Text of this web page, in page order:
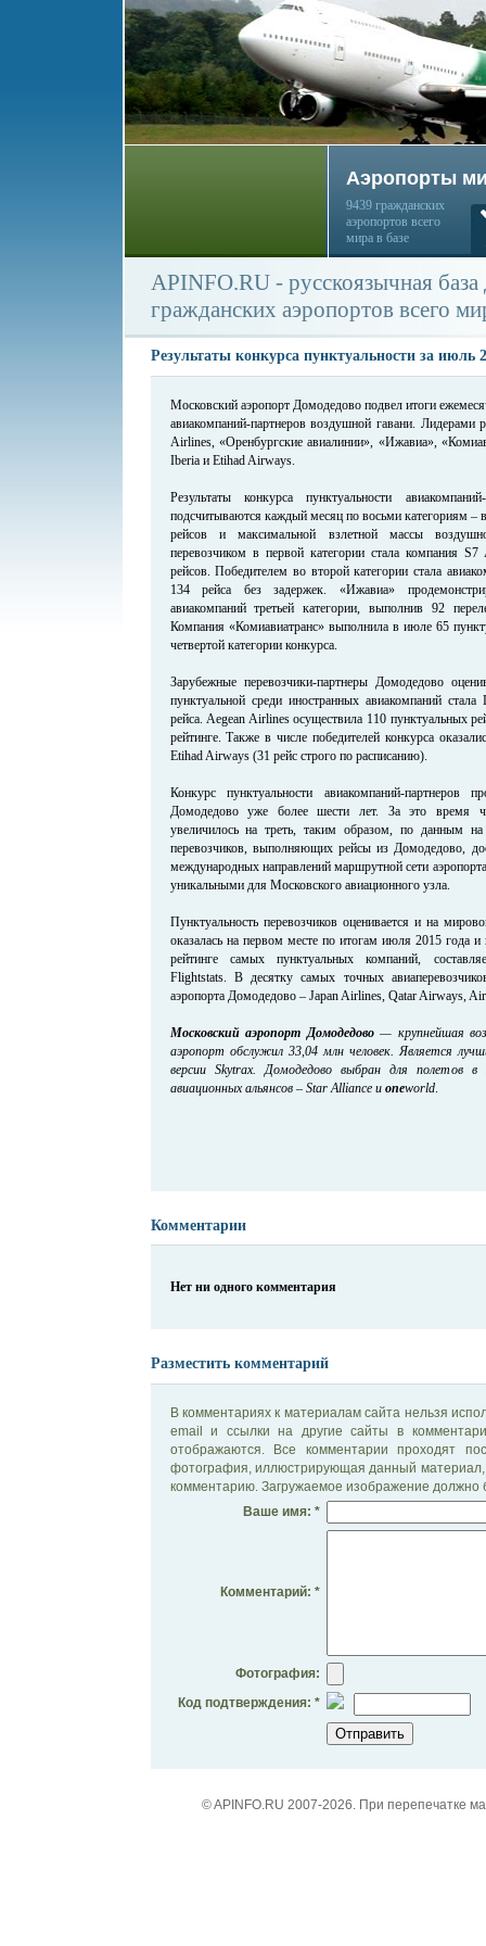
Аэропорты
9439 гражданских
аэропортов всего
мира в базе
APINFO.RU - русскоязычная
гражданских аэропортов всего
Результаты конкурса пунктуальности за июль
Московский аэропорт Домодедово подвел итоги
авиакомпаний-партнеров воздушной гавани. Лидерами
Airlines, «Оренбургские авиалинии», «Ижавиа»,
Iberia и Etihad Airways.
Результаты конкурса пунктуальности
подсчитываются каждый месяц по восьми категориям –
рейсов и максимальной взлетной массы
перевозчиком в первой категории стала компания
рейсов. Победителем во второй категории стала
134 рейса без задержек. «Ижавиа»
авиакомпаний третьей категории, выполнив 92
Компания «Комиавиатранс» выполнила в июле 65
четвертой категории конкурса.
Зарубежные перевозчики-партнеры Домодедово
пунктуальной среди иностранных авиакомпаний
рейса. Aegean Airlines осуществила 110 пунктуальных
рейтинге. Также в числе победителей конкурса
Etihad Airways (31 рейс строго по расписанию).
Конкурс пунктуальности авиакомпаний-партнеров
Домодедово уже более шести лет. За это время
увеличилось на треть, таким образом, по данным
перевозчиков, выполняющих рейсы из Домодедово,
международных направлений маршрутной сети
уникальными для Московского авиационного узла.
Пунктуальность перевозчиков оценивается и на
оказалась на первом месте по итогам июля 2015 года
рейтинге самых пунктуальных компаний,
Flightstats. В десятку самых точных
аэропорта Домодедово – Japan Airlines, Qatar Airways,
Московский аэропорт Домодедово— крупнейшая
аэропорт обслужил 33,04 млн человек. Является
версии Skytrax. Домодедово выбран для полетов
авиационных альянсов – Star Alliance и oneworld.
Комментарии
Нет ни одного комментария
Разместить комментарий
В комментариях к материалам сайта нельзя
email и ссылки на другие сайты в
отображаются. Все комментарии проходят
фотография, иллюстрирующая данный материал,
комментарию. Загружаемое изображение должно
Ваше имя: *
Комментарий: *
Фотография:
Код подтверждения: *
© APINFO.RU 2007-2026. При перепечатке